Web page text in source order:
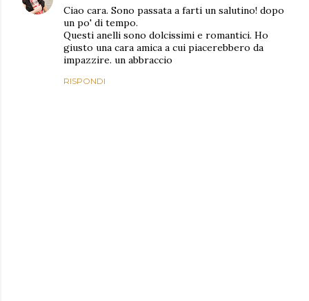
Ciao cara. Sono passata a farti un salutino! dopo
un po' di tempo.
Questi anelli sono dolcissimi e romantici. Ho
giusto una cara amica a cui piacerebbero da
impazzire. un abbraccio
RISPONDI